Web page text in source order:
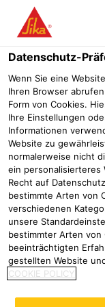
Menü
Industrie Advanced
Verguss-,
Datenschutz-
Wenn Sie eine
Ihren Browser
Form von Cookies.
Ihre Einstellungen
Informationen
Website zu
normalerweise nicht
ein personalisierteres
Recht auf
bestimmte Arten von
verschiedenen
unsere
bestimmter Arten von
beeinträchtigten
gestellten Website
COOKIE POLICY